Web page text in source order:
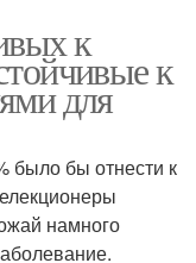
к
к
для
было бы отнести к
намного